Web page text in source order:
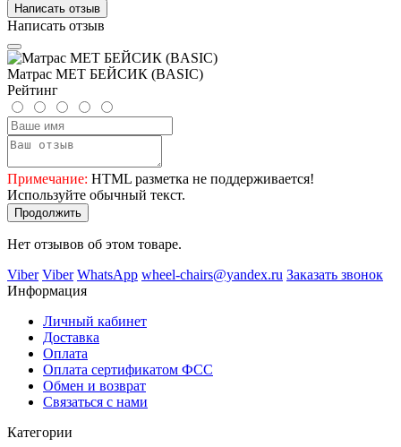
Написать отзыв
Написать отзыв
Матрас MET БЕЙСИК (BASIC)
Рейтинг
Примечание: HTML разметка не поддерживается!
Используйте обычный текст.
Продолжить
Нет отзывов об этом товаре.
Viber Viber WhatsApp wheel-chairs@yandex.ru Заказать звонок
Информация
Личный кабинет
Доставка
Оплата
Оплата сертификатом ФСС
Обмен и возврат
Связаться с нами
Категории